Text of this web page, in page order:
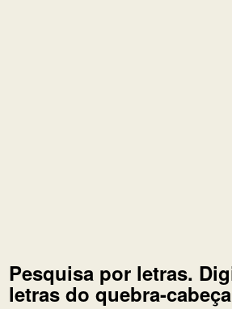
Pesquisa por letras.
letras do quebra-